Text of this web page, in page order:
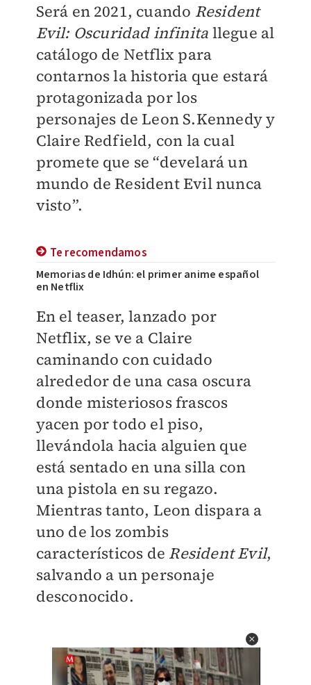
Será en 2021, cuando Resident
Evil: Oscuridad infinita llegue al
catálogo de Netflix para
contarnos la historia que estará
protagonizada por los
personajes de Leon S.Kennedy y
Claire Redfield, con la cual
promete que se “develará un
mundo de Resident Evil nunca
visto”.
Te recomendamos
Memorias de Idhún: el primer anime español
en Netflix
En el teaser, lanzado por
Netflix, se ve a Claire
caminando con cuidado
alrededor de una casa oscura
donde misteriosos frascos
yacen por todo el piso,
llevándola hacia alguien que
está sentado en una silla con
una pistola en su regazo.
Mientras tanto, Leon dispara a
uno de los zombis
característicos de Resident Evil,
salvando a un personaje
desconocido.